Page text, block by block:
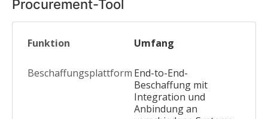
Procurement-Tool
Umfang
End-to-End-
Beschaffung mit
Integration und
Anbindung an